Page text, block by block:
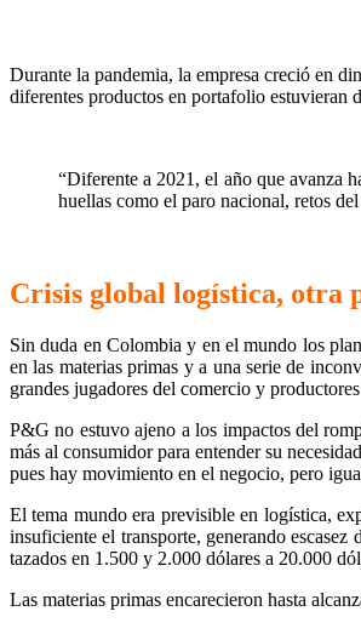
Durante la pandemia, la empresa creció en
diferentes productos en portafolio estuvieran
“Diferente a 2021, el año que avanza
huellas como el paro nacional, retos
Crisis global logística, otra
Sin duda en Colombia y en el mundo los
en las materias primas y a una serie de
grandes jugadores del comercio y
P&G no estuvo ajeno a los impactos del
más al consumidor para entender su
pues hay movimiento en el negocio, pero
El tema mundo era previsible en logística,
insuficiente el transporte, generando
tazados en 1.500 y 2.000 dólares a 20.000
Las materias primas encarecieron hasta